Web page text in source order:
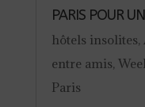
PARIS POUR
hôtels insolites,
entre amis,
Paris